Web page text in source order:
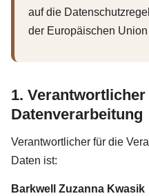
auf die
der Europäischen
1.
Datenverarbeitung
Verantwortlicher für die
Daten ist:
Barkwell Zuzanna Kwasik